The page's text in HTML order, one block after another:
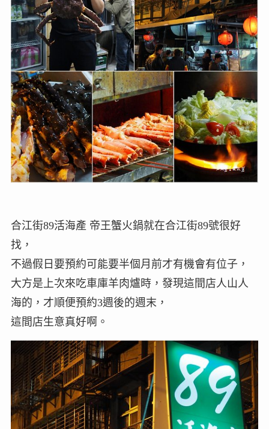
合江街89活海產 帝王蟹火鍋就在合江街89號很好
找，
不過假日要預約可能要半個月前才有機會有位子，
大方是上次來吃車庫羊肉爐時，發現這間店人山人
海的，才順便預約3週後的週末，
這間店生意真好啊。